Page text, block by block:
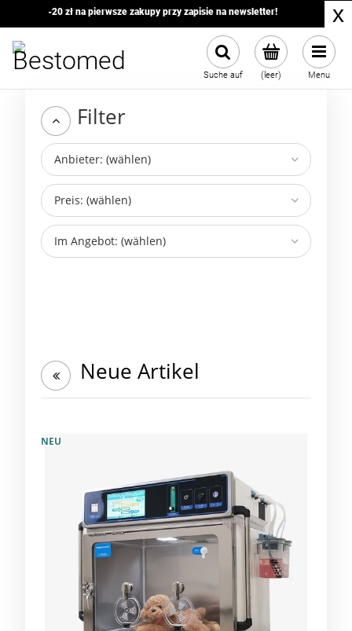
-20 zł na pierwsze zakupy przy zapisie na newsletter! x
(leer)
Suche auf Menu
Filter
Anbieter: (wählen)
Preis: (wählen)
Im Angebot: (wählen)
Neue Artikel
NEU